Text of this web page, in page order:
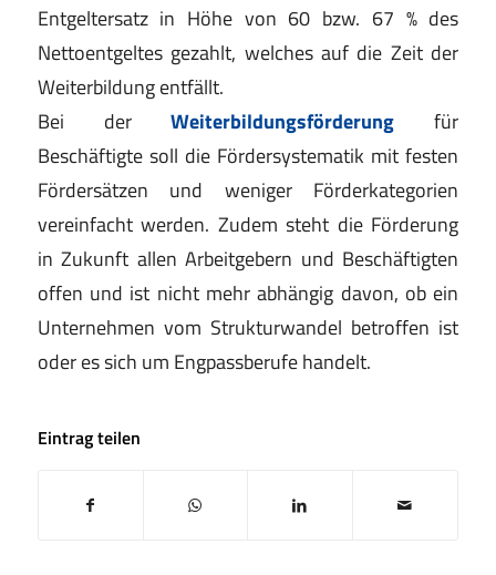
Entgeltersatz in Höhe von 60 bzw. 67 % des
Nettoentgeltes gezahlt, welches auf die Zeit der
Weiterbildung entfällt.
Bei derWeiterbildungsförderung für
Beschäftigte soll die Fördersystematik mit festen
Fördersätzen und weniger Förderkategorien
vereinfacht werden. Zudem steht die Förderung
in Zukunft allen Arbeitgebern und Beschäftigten
offen und ist nicht mehr abhängig davon, ob ein
Unternehmen vom Strukturwandel betroffen ist
oder es sich um Engpassberufe handelt.
Eintrag teilen